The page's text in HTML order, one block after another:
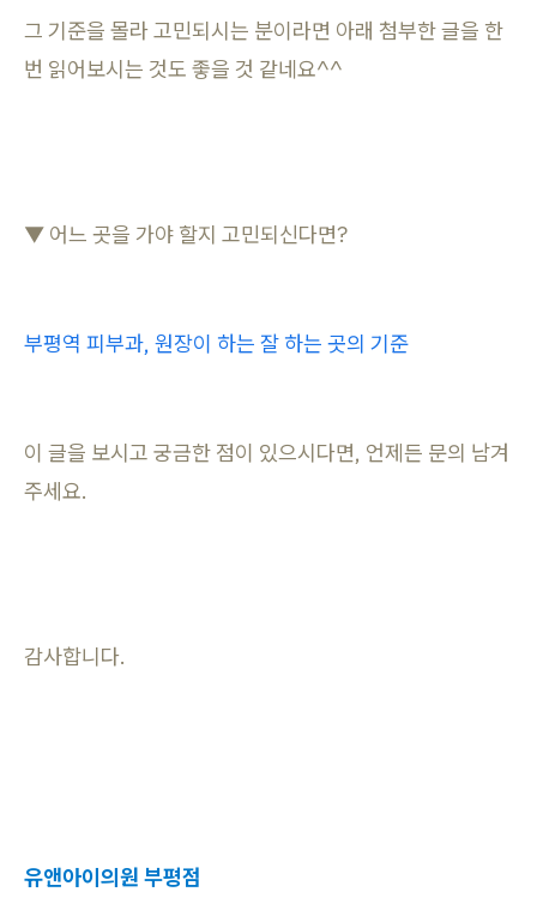
그 기준을 몰라 고민되시는 분이라면 아래 첨부한 글을 한
번 읽어보시는 것도 좋을 것 같네요^^
▼ 어느 곳을 가야 할지 고민되신다면?
부평역 피부과, 원장이 하는 잘 하는 곳의 기준
이 글을 보시고 궁금한 점이 있으시다면, 언제든 문의 남겨
주세요.
감사합니다.
유앤아이의원 부평점